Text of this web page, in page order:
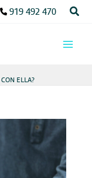
919 492 470
ELLA?